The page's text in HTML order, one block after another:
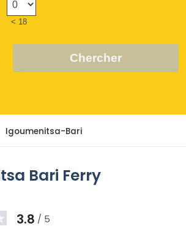
< 18
Chercher
Igoumenitsa-Bari
Bari Ferry
3.8 / 5